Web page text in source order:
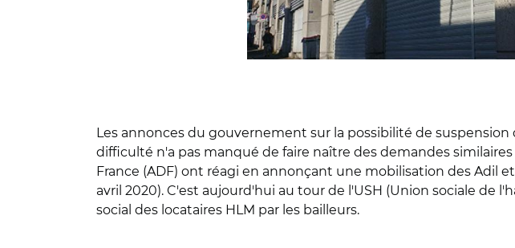
Les annonces du gouvernement sur la possibilité de
difficulté n'a pas manqué de faire naître des demandes
France (ADF) ont réagi en annonçant une mobilisation des Adil
avril 2020). C'est aujourd'hui au tour de l'USH (Union sociale
social des locataires HLM par les bailleurs.